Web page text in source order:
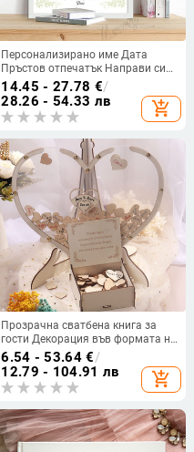
Персонализирано име Дата
Пръстов отпечатък Направи си
сам рисунка на листа на
сватбено дърво за сватба или
сувенир за годишнина от сватба
(включена мастилница)
14.45 - 27.78 €/
28.26 - 54.33 лв
add_shopping_cart
Прозрачна сватбена книга за
гости Декорация във формата на
сърце Рустик Сладко сърце Кутия
Сватбена кутия 3D Дървена
кутия Книга за гости
6.54 - 53.64€/
12.79 - 104.91 лв
add_shopping_cart